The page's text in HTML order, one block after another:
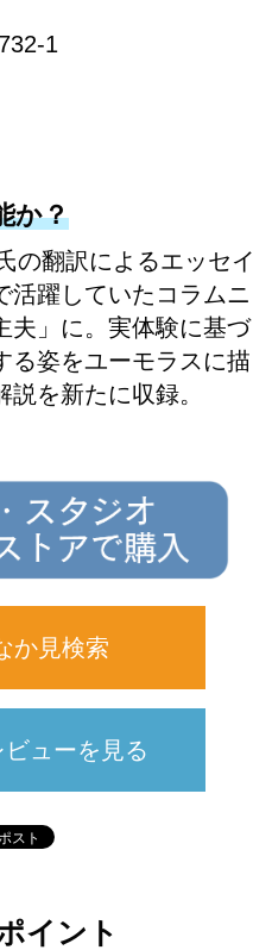
1
か？
の翻訳によるエッセイ
活躍していたコラムニ
夫」に。実体験に基づ
る姿をユーモラスに描
を新たに収録。
か見検索
ューを見る
イント